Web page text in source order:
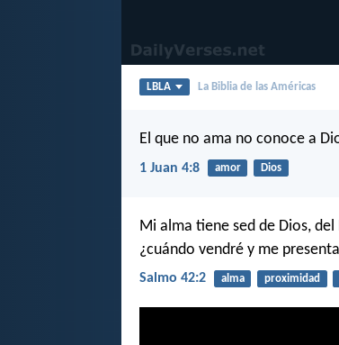
LBLA La Biblia de las Américas
El que no ama no conoce a
1 Juan 4:8 amor Dios
Mi alma tiene sed de Dios,
¿cuándo vendré y me
Salmo 42:2 alma proximidad